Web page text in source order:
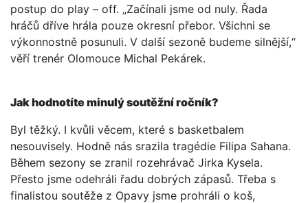
postup do play – off. „Začínali jsme od nuly. Řada
hráčů dříve hrála pouze okresní přebor. Všichni se
výkonnostně posunuli. V další sezoně budeme silnější,“
věří trenér Olomouce Michal Pekárek.
Jak hodnotíte minulý soutěžní ročník?
Byl těžký. I kvůli věcem, které s basketbalem
nesouvisely. Hodně nás srazila tragédie Filipa Sahana.
Během sezony se zranil rozehrávač Jirka Kysela.
Přesto jsme odehráli řadu dobrých zápasů. Třeba s
finalistou soutěže z Opavy jsme prohráli o koš,